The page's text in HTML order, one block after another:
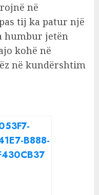
në
tij ka patur një
humbur jetën
kohë në
në kundërshtim